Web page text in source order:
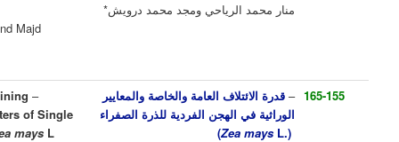
الرياحي ومجد محمد درويش*
Manar Mohammad Alreyahi and Majd
العامة والخاصة والمعايير
الهجن الفردية للذرة الصفراء
–
General and Specific Combining
Ability and Genetic Parameters of Single
Crosses in Corn